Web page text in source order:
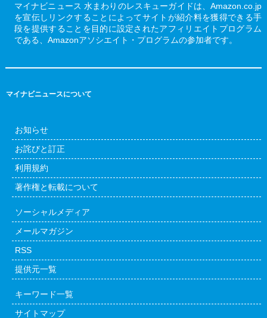
マイナビニュース 水まわりのレスキューガイドは、Amazon.co.jp
を宣伝しリンクすることによってサイトが紹介料を獲得できる手
段を提供することを目的に設定されたアフィリエイトプログラム
である、Amazonアソシエイト・プログラムの参加者です。
マイナビニュースについて
お知らせ
お詫びと訂正
利用規約
著作権と転載について
ソーシャルメディア
メールマガジン
RSS
提供元一覧
キーワード一覧
サイトマップ